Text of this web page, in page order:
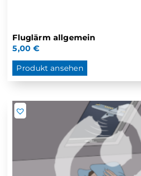
Fluglärm allgemein
5,00€
Produkt ansehen